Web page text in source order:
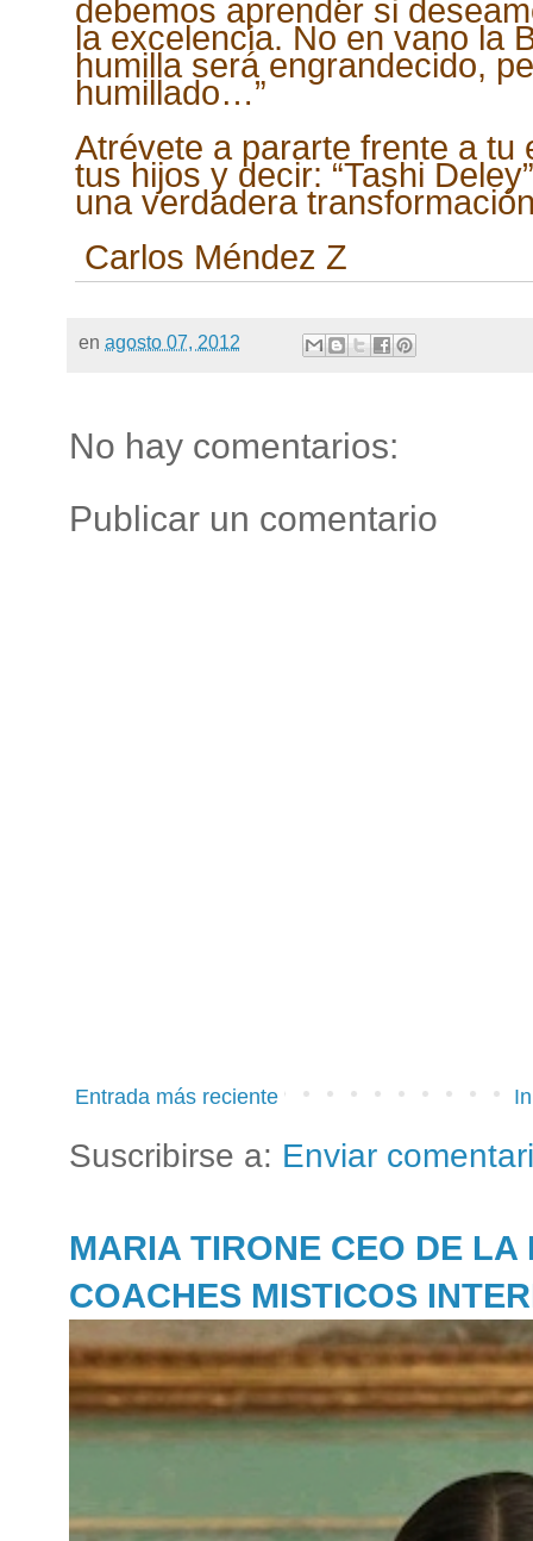
debemos aprender si
la excelencia. No en vano la
humilla será engrandecido,
humillado…”
Atrévete a pararte frente a tu
tus hijos y decir: “Tashi
una verdadera
Carlos Méndez Z
en agosto 07, 2012
No hay comentarios:
Publicar un comentario
Entrada más reciente
Suscribirse a: Enviar
MARIA TIRONE CEO DE LA
COACHES MISTICOS